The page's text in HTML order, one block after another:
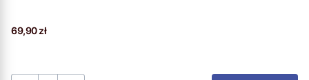
Cena
69,90 zł